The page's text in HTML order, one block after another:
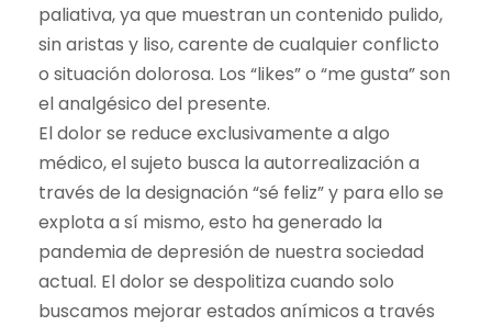
paliativa, ya que muestran un contenido pulido,
sin aristas y liso, carente de cualquier conflicto
o situación dolorosa. Los “likes” o “me gusta” son
el analgésico del presente.
El dolor se reduce exclusivamente a algo
médico, el sujeto busca la autorrealización a
través de la designación “sé feliz” y para ello se
explota a sí mismo, esto ha generado la
pandemia de depresión de nuestra sociedad
actual. El dolor se despolitiza cuando solo
buscamos mejorar estados anímicos a través